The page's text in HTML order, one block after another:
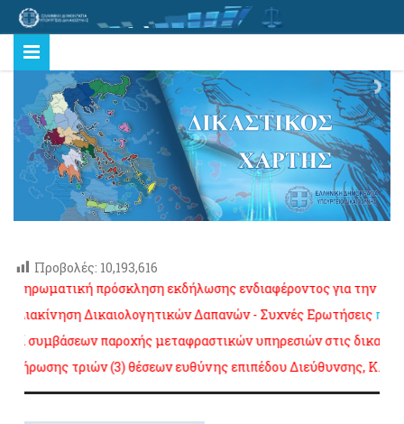
Προβολές: 10,193,616
πρόσκληση εκδήλωσης ενδιαφέροντος για την
Δικαιολογητικών Δαπανών - Συχνές Ερωτήσειςπατήστε
παροχής μεταφραστικών υπηρεσιών στις δικαστικές
τριών (3) θέσεων ευθύνης επιπέδου Διεύθυνσης, K.Y.